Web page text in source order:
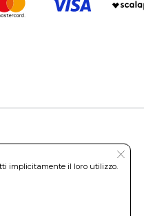
implicitamente il loro utilizzo.